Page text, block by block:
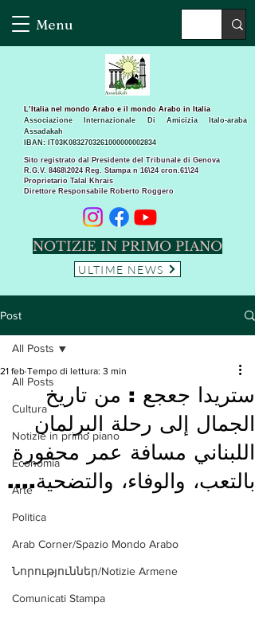
Menu
Sito registrato dal Presidente del Tribunale di Genova
R.G.V. 8468\2024 Reg. Stampa n 16\24 cron.61\24 ​
Proprietario Talal Khrais
Direttore Responsabile Roberto Roggero
L’Italia nel mondo Arabo e il mondo Arabo in Italia
Associazione Internazionale Di Amicizia Italo-araba
Assadakah
IBAN: IT03K0832703261000000002834
NOTIZIE IN PRIMO PIANO
ULTIME NEWS
Post
All Posts
Cultura
Notizie in primo piano
Economia
Arte
Politica
Arab Corner/Spazio Mondo Arabo
Նորություններ/Notizie Armene
Comunicati Stampa
All Posts
ستريدا جعجع : من تاريخ
الجمال إلى رحلة البرلمان
اللبناني مسافة عمر محفورة
بالتعب، والوفاء، والتضحية....
21 feb Tempo di lettura: 3 min